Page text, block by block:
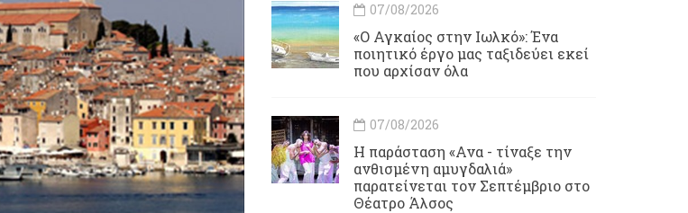
07/08/2026
«Ο Αγκαίος στην Ιωλκό»: Ένα
ποιητικό έργο μας ταξιδεύει εκεί
που αρχίσαν όλα
07/08/2026
Η παράσταση «Ανα - τίναξε την
ανθισμένη αμυγδαλιά»
παρατείνεται τον Σεπτέμβριο στο
Θέατρο Άλσος